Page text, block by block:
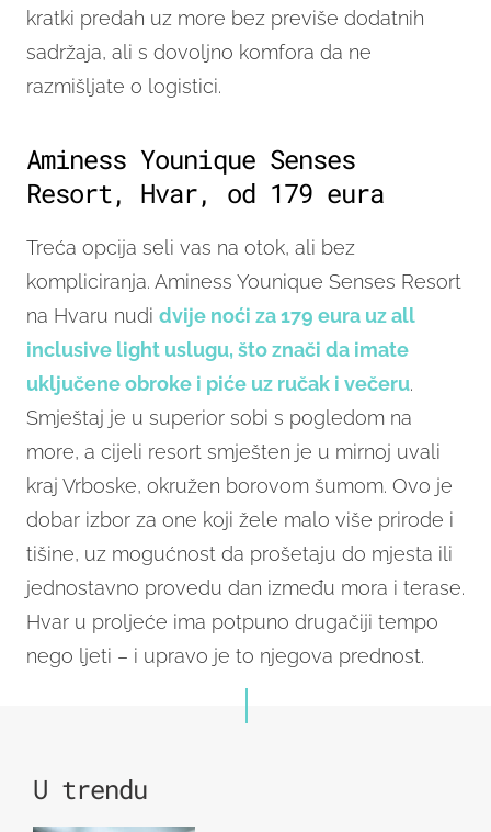
kratki predah uz more bez previše dodatnih
sadržaja, ali s dovoljno komfora da ne
razmišljate o logistici.
Aminess Younique Senses
Resort, Hvar, od 179 eura
Treća opcija seli vas na otok, ali bez
kompliciranja. Aminess Younique Senses Resort
na Hvaru nudi dvije noći za 179 eura uz all
inclusive light uslugu, što znači da imate
uključene obroke i piće uz ručak i večeru.
Smještaj je u superior sobi s pogledom na
more, a cijeli resort smješten je u mirnoj uvali
kraj Vrboske, okružen borovom šumom. Ovo je
dobar izbor za one koji žele malo više prirode i
tišine, uz mogućnost da prošetaju do mjesta ili
jednostavno provedu dan između mora i terase.
Hvar u proljeće ima potpuno drugačiji tempo
nego ljeti – i upravo je to njegova prednost.
U trendu